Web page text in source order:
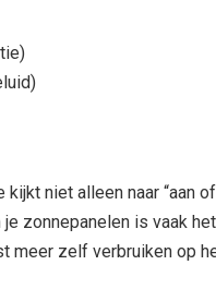
niet alleen naar “aan
zonnepanelen is vaak het
meer zelf verbruiken op